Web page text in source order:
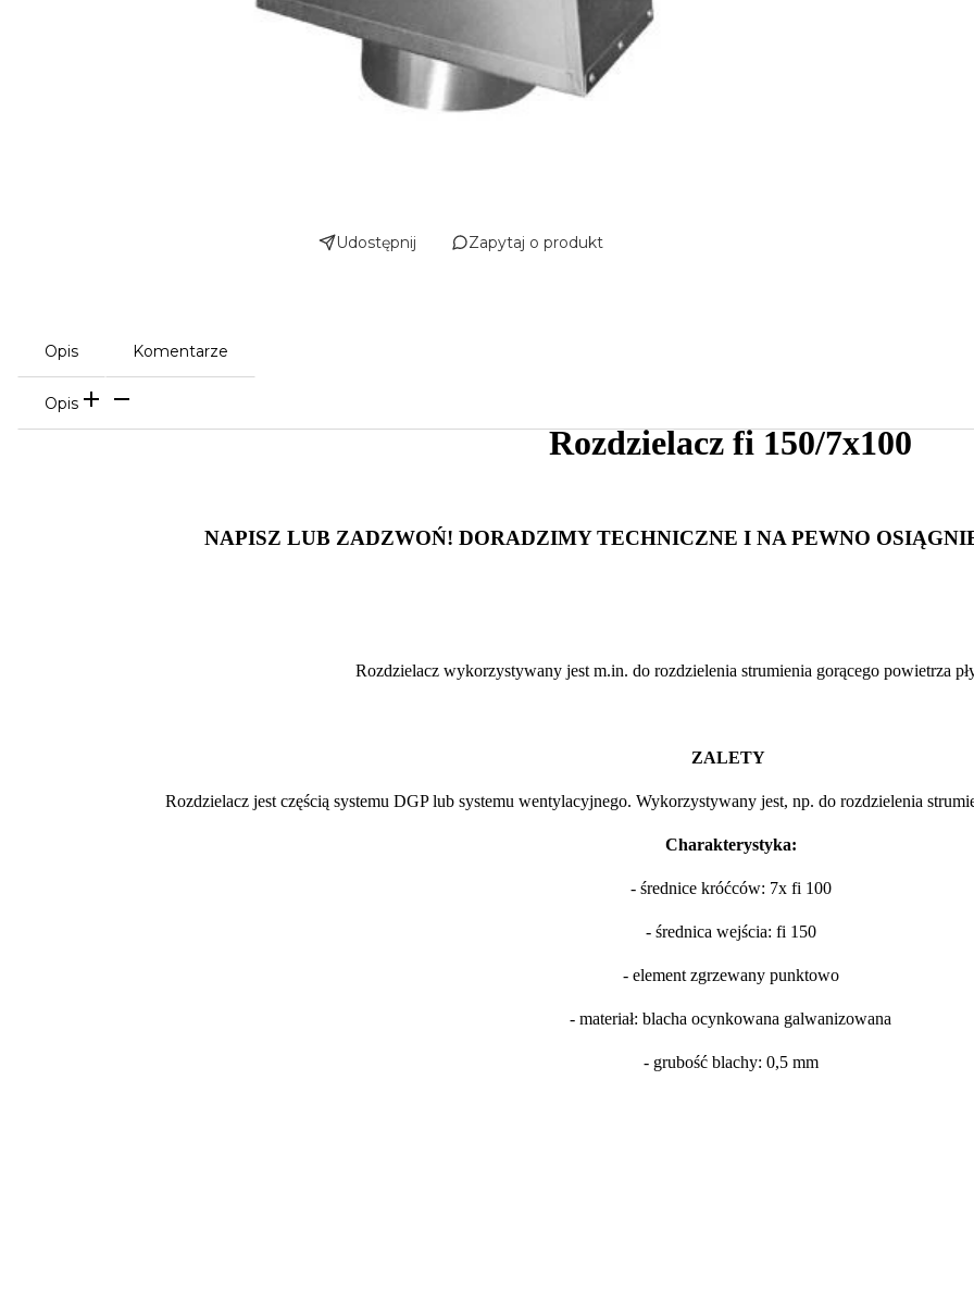
Udostępnij Zapytaj o produkt
Opis Komentarze
Opis
Rozdzielacz fi 150/7x100
NAPISZ LUB ZADZWOŃ! DORADZIMY TECHNICZNE I NA PEWNO
Rozdzielacz wykorzystywany jest m.in. do rozdzielenia strumienia gorącego powietrza
ZALETY
Rozdzielacz jest częścią systemu DGP lub systemu wentylacyjnego. Wykorzystywany jest, np. do rozdzielenia
Charakterystyka:
- średnice króćców: 7x fi 100
- średnica wejścia: fi 150
- element zgrzewany punktowo
- materiał: blacha ocynkowana galwanizowana
- grubość blachy: 0,5 mm